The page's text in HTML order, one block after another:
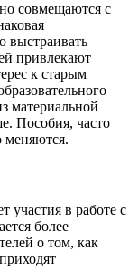
совмещаются с
выстраивать
привлекают
к старым
материальной
Пособия, часто
меняются.
участия в работе с
более
о том, как